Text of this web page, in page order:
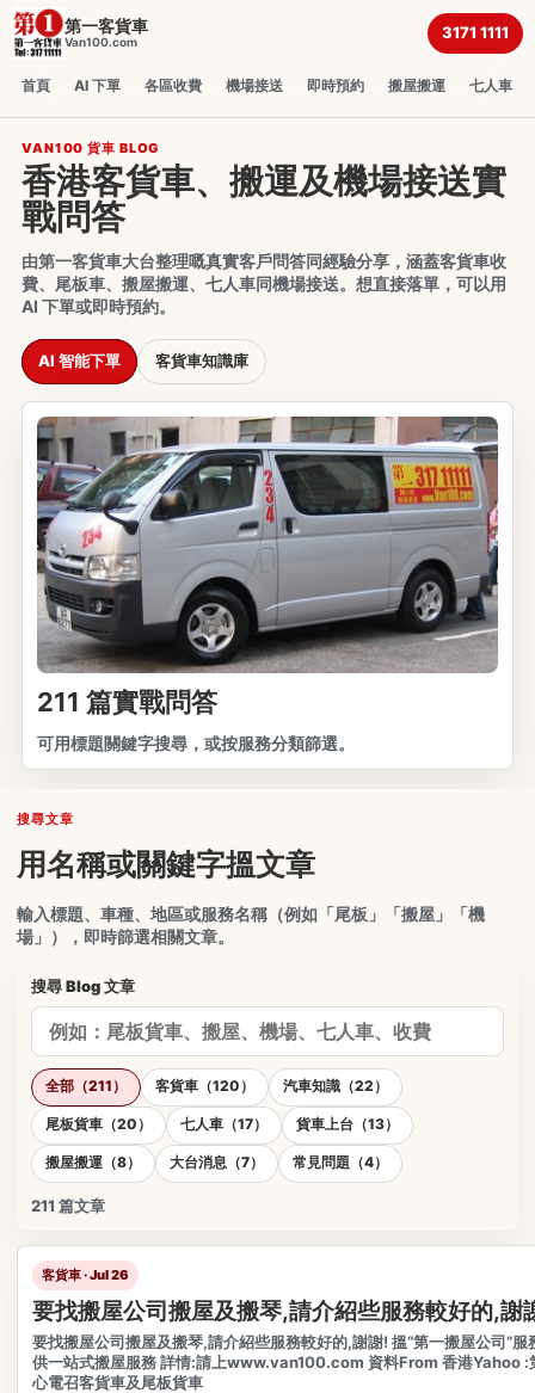
第一客貨車
Van100.com
首頁 AI 下單 各區收費 機場接送 即時預約 搬屋搬運 七人車
3171 1111
VAN100 貨車 BLOG
香港客貨車、搬運及機場接送實
戰問答
由第一客貨車大台整理嘅真實客戶問答同經驗分享，涵蓋客貨車收
費、尾板車、搬屋搬運、七人車同機場接送。想直接落單，可以用
AI 下單或即時預約。
AI 智能下單 客貨車知識庫
211 篇實戰問答
可用標題關鍵字搜尋，或按服務分類篩選。
搜尋文章
用名稱或關鍵字搵文章
輸入標題、車種、地區或服務名稱（例如「尾板」「搬屋」「機
場」），即時篩選相關文章。
搜尋 Blog 文章
全部（211） 客貨車（120） 汽車知識（22）
尾板貨車（20） 七人車（17） 貨車上台（13）
搬屋搬運（8） 大台消息（7） 常見問題（4）
211 篇文章
客貨車 · Jul 26
要找搬屋公司搬屋及搬琴,請介紹些服務較好的,謝
要找搬屋公司搬屋及搬琴,請介紹些服務較好的,謝謝! 搵“第一搬屋公司”
供一站式搬屋服務 詳情:請上www.van100.com 資料From 香港Yahoo :
心電召客貨車及尾板貨車